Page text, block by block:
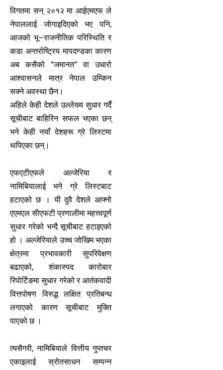
विगतमा सन् २०१२ मा आईएमएफ ले
नेपाललाई जोगाइदिएको भए पनि,
आजको भू–राजनीतिक परिस्थिति र
कडा अन्तर्राष्ट्रिय मापदण्डका कारण
अब कसैको “जमानत“ वा उधारो
आश्वासनले मात्र नेपाल उम्किन
सक्ने अवस्था छैन।
अहिले केही देशले उल्लेख्य सुधार गर्दै
सूचीबाट बाहिरिन सफल भएका छन्
भने केही नयाँ देशहरू ग्रे लिस्टमा
थपिएका छन्।
एफएटीएफले अल्जेरिया र
नामिबियालाई भने ग्रे लिस्टबाट
हटाएको छ । यी दुवै देशले आफ्नो
एएमएल सीएफटी प्रणालीमा महत्त्वपूर्ण
सुधार गरेको भन्दै सूचीबाट हटाइएको
हो । अल्जेरियाले उच्च जोखिम भएका
क्षेत्रमा प्रभावकारी सुपरिवेक्षण
बढाएको, शंकास्पद कारोबार
रिपोर्टिङमा सुधार गरेको र आतंकवादी
वित्तपोषण विरुद्ध लक्षित प्रतिबन्ध
लगाएको कारण सूचीबाट मुक्ति
पाएको छ ।
त्यसैगरी, नामिबियाले वित्तीय गुप्तचर
एकाइलाई स्रोतसाधन सम्पन्न